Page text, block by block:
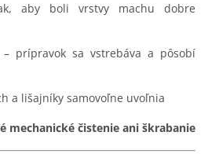
aby boli vrstvy machu dobre
– prípravok sa vstrebáva a pôsobí
a lišajníky samovoľne uvoľnia
mechanické čistenie ani škrabanie